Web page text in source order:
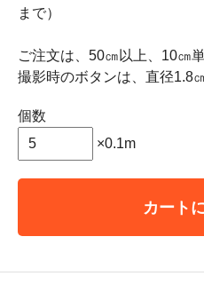
まで）
ご注文は、50㎝以上、10㎝
撮影時のボタンは、直径1.8
個数
×0.1m
カート